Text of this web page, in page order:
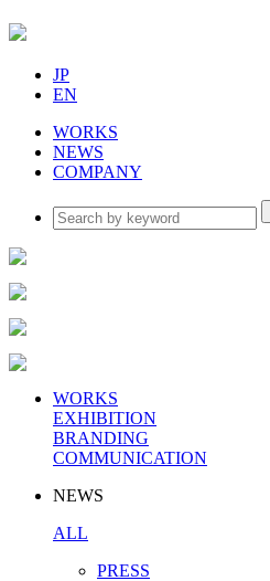
JP
EN
WORKS
NEWS
COMPANY
WORKS
EXHIBITION
BRANDING
COMMUNICATION
NEWS
ALL
PRESS